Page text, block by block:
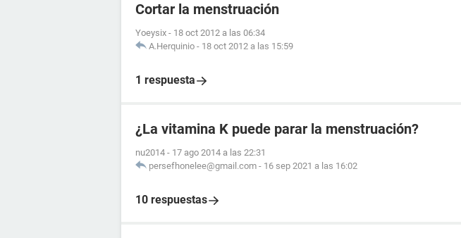
Cortar la menstruación
Yoeysix - 18 oct 2012 a las 06:34
A.Herquinio - 18 oct 2012 a las 15:59
1 respuesta
¿La vitamina K puede parar la menstruación?
nu2014 - 17 ago 2014 a las 22:31
persefhonelee@gmail.com - 16 sep 2021 a las 16:02
10 respuestas